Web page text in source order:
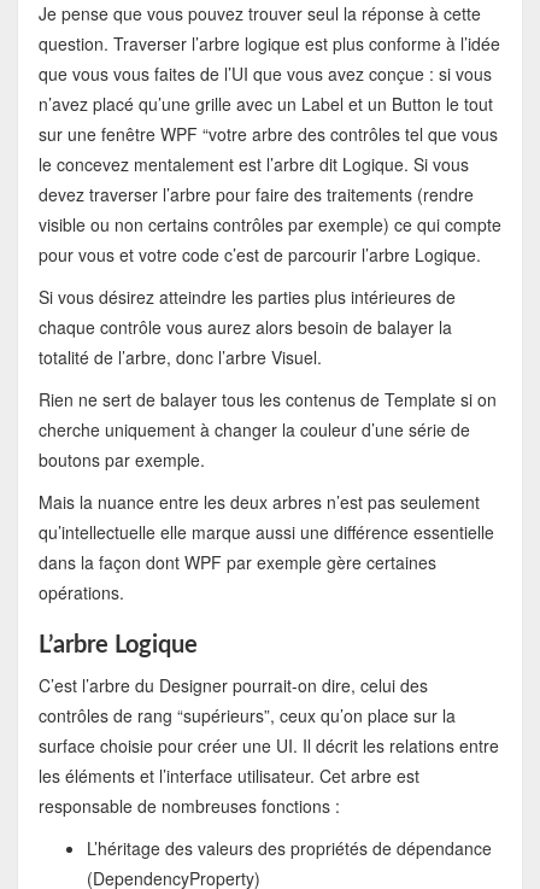
Je pense que vous pouvez trouver seul la réponse à cette
question. Traverser l’arbre logique est plus conforme à l’idée
que vous vous faites de l’UI que vous avez conçue : si vous
n’avez placé qu’une grille avec un Label et un Button le tout
sur une fenêtre WPF “votre arbre des contrôles tel que vous
le concevez mentalement est l’arbre dit Logique. Si vous
devez traverser l’arbre pour faire des traitements (rendre
visible ou non certains contrôles par exemple) ce qui compte
pour vous et votre code c’est de parcourir l’arbre Logique.
Si vous désirez atteindre les parties plus intérieures de
chaque contrôle vous aurez alors besoin de balayer la
totalité de l’arbre, donc l’arbre Visuel.
Rien ne sert de balayer tous les contenus de Template si on
cherche uniquement à changer la couleur d’une série de
boutons par exemple.
Mais la nuance entre les deux arbres n’est pas seulement
qu’intellectuelle elle marque aussi une différence essentielle
dans la façon dont WPF par exemple gère certaines
opérations.
L’arbre Logique
C’est l’arbre du Designer pourrait-on dire, celui des
contrôles de rang “supérieurs”, ceux qu’on place sur la
surface choisie pour créer une UI. Il décrit les relations entre
les éléments et l’interface utilisateur. Cet arbre est
responsable de nombreuses fonctions :
L’héritage des valeurs des propriétés de dépendance
(DependencyProperty)